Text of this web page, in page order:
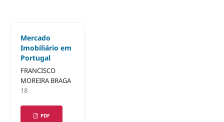
Mercado
Imobiliário em
Portugal
FRANCISCO
MOREIRA BRAGA
18
PDF